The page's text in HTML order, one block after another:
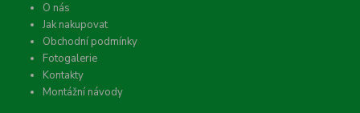
O nás
Jak nakupovat
Obchodní podmínky
Fotogalerie
Kontakty
Montážní návody